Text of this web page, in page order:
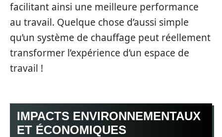
facilitant ainsi une meilleure performance
au travail. Quelque chose d’aussi simple
qu’un système de chauffage peut réellement
transformer l’expérience d’un espace de
travail !
IMPACTS ENVIRONNEMENTAUX
ET ÉCONOMIQUES